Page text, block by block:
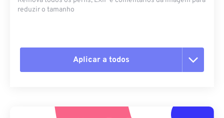
reduzir o tamanho
Aplicar a todos
Aplicar a partir da predefinição